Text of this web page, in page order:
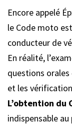
Encore appelé
le Code moto
conducteur de
En réalité,
questions
et les
L’obtention du
indispensable